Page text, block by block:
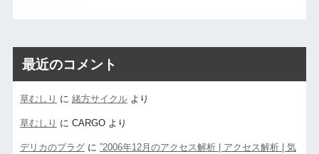
最近のコメント
草むしり に 緒方サイクルより
草むしり に CARGOより
デリカのプラグに ”2006年12月のアクセス解析 | アクセス解析 | 気